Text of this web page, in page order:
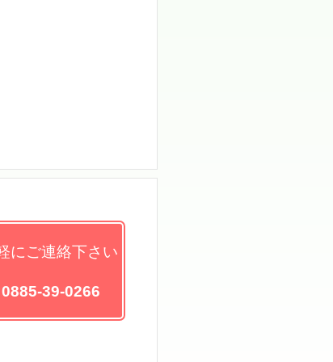
にご連絡下さい
0885-39-0266